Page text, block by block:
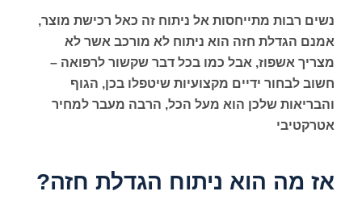
נשים רבות מתייחסות אל ניתוח זה כאל רכישת מוצר,
אמנם הגדלת חזה הוא ניתוח לא מורכב אשר לא
מצריך אשפוז, אבל כמו בכל דבר שקשור לרפואה –
חשוב לבחור ידיים מקצועיות שיטפלו בכן, הגוף
והבריאות שלכן הוא מעל הכל, הרבה מעבר למחיר
אטרקטיבי
אז מה הוא ניתוח הגדלת חזה?